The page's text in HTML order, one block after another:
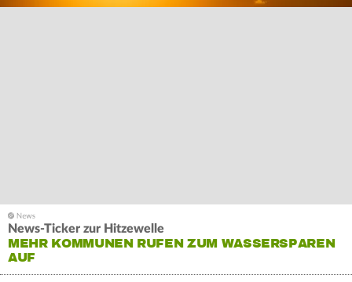
News-Ticker zur Hitzewelle
MEHR KOMMUNEN RUFEN ZUM WASSERSPAREN
AUF